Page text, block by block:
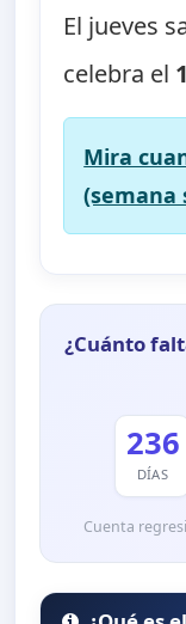
El jueves
celebra el
Mira
(semana
¿Cuánto
236
DÍAS
Cuenta